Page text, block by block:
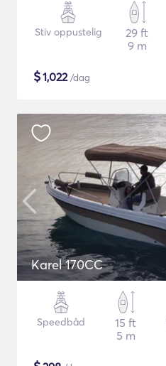
Stiv oppustelig
29 ft
9 m
$1,022/dag
Karel 170CC
Speedbåd
15 ft
5 m